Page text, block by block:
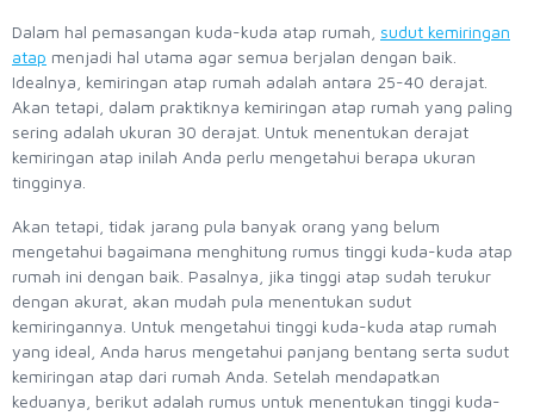
Dalam hal pemasangan kuda-kuda atap rumah, sudut kemiringan
atap menjadi hal utama agar semua berjalan dengan baik.
Idealnya, kemiringan atap rumah adalah antara 25-40 derajat.
Akan tetapi, dalam praktiknya kemiringan atap rumah yang paling
sering adalah ukuran 30 derajat. Untuk menentukan derajat
kemiringan atap inilah Anda perlu mengetahui berapa ukuran
tingginya.
Akan tetapi, tidak jarang pula banyak orang yang belum
mengetahui bagaimana menghitung rumus tinggi kuda-kuda atap
rumah ini dengan baik. Pasalnya, jika tinggi atap sudah terukur
dengan akurat, akan mudah pula menentukan sudut
kemiringannya. Untuk mengetahui tinggi kuda-kuda atap rumah
yang ideal, Anda harus mengetahui panjang bentang serta sudut
kemiringan atap dari rumah Anda. Setelah mendapatkan
keduanya, berikut adalah rumus untuk menentukan tinggi kuda-